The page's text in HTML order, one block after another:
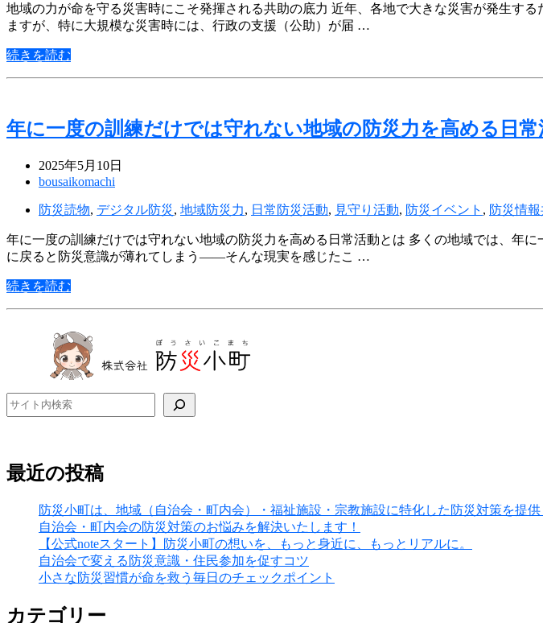
地域の力が命を守る災害時にこそ発揮される共助の底力 近年、各地で大きな災害が発生す
ますが、特に大規模な災害時には、行政の支援（公助）が届 …
続きを読む
年に一度の訓練だけでは守れない地域の防災力を高める日常
2025年5月10日
bousaikomachi
防災読物, デジタル防災, 地域防災力, 日常防災活動, 見守り活動, 防災イベント , 防災情
年に一度の訓練だけでは守れない地域の防災力を高める日常活動とは 多くの地域では、年
に戻ると防災意識が薄れてしまう――そんな現実を感じたこ …
続きを読む
検索
最近の投稿
防災小町は、地域（自治会・町内会）・福祉施設・宗教施設に特化した防災対策を提供
自治会・町内会の防災対策のお悩みを解決いたします！
【公式noteスタート】防災小町の想いを、もっと身近に、もっとリアルに。
自治会で変える防災意識・住民参加を促すコツ
小さな防災習慣が命を救う毎日のチェックポイント
カテゴリー